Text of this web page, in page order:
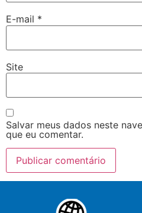
E-mail *
Site
Salvar meus dados neste
que eu comentar.